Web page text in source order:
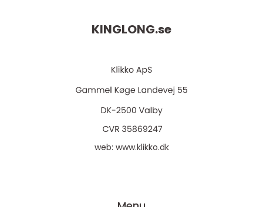
KINGLONG.se
web: www.klikko.dk